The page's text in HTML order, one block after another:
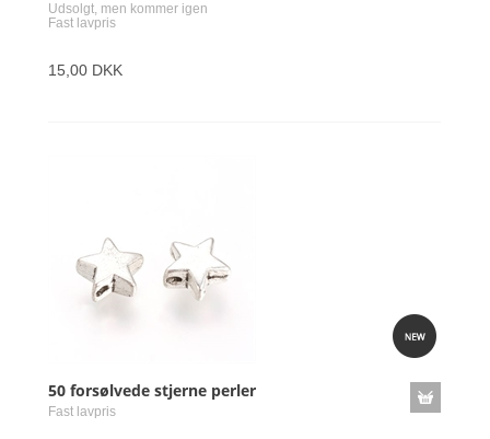
Udsolgt, men kommer igen
Fast lavpris
15,00 DKK
50 forsølvede stjerne perler
Fast lavpris